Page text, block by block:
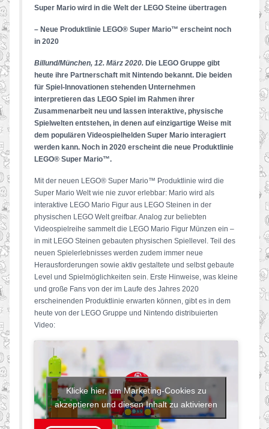
Super Mario wird in die Welt der LEGO Steine übertragen
– Neue Produktlinie LEGO® Super Mario™ erscheint noch
in 2020
Billund/München, 12. März 2020. Die LEGO Gruppe gibt
heute ihre Partnerschaft mit Nintendo bekannt. Die beiden
für Spiel-Innovationen stehenden Unternehmen
interpretieren das LEGO Spiel im Rahmen ihrer
Zusammenarbeit neu und lassen interaktive, physische
Spielwelten entstehen, in denen auf einzigartige Weise mit
dem populären Videospielhelden Super Mario interagiert
werden kann. Noch in 2020 erscheint die neue Produktlinie
LEGO® Super Mario™.
Mit der neuen LEGO® Super Mario™ Produktlinie wird die
Super Mario Welt wie nie zuvor erlebbar: Mario wird als
interaktive LEGO Mario Figur aus LEGO Steinen in der
physischen LEGO Welt greifbar. Analog zur beliebten
Videospielreihe sammelt die LEGO Mario Figur Münzen ein –
in mit LEGO Steinen gebauten physischen Spiellevel. Teil des
neuen Spielerlebnisses werden zudem immer neue
Herausforderungen sowie aktiv gestaltete und selbst gebaute
Level und Spielmöglichkeiten sein. Erste Hinweise, was kleine
und große Fans von der im Laufe des Jahres 2020
erscheinenden Produktlinie erwarten können, gibt es in dem
heute von der LEGO Gruppe und Nintendo distribuierten
Video:
Klicke hier, um Marketing-Cookies zu
akzeptieren und diesen Inhalt zu aktivieren